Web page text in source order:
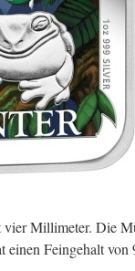
vier Millimeter. Die
einen Feingehalt von